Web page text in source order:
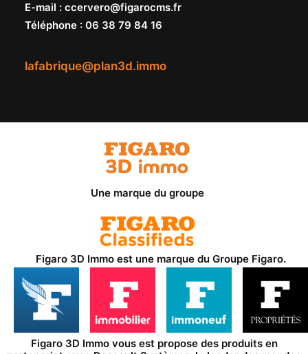
lafabrique@plan3d.immo
E-mail : ccervero@figarocms.fr
Téléphone : 06 38 79 84 16
Une marque du groupe
Figaro 3D Immo est une marque du Groupe Figaro.
Figaro 3D Immo vous est propose des produits en